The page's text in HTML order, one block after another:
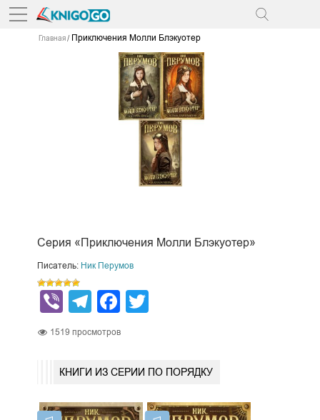
Главная Приключения Молли Блэкуотер
Серия «Приключения Молли Блэкуотер»
Писатель: Ник Перумов
ViberTelegram
Facebook
1519 просмотров
КНИГИ ИЗ СЕРИИ ПО ПОРЯДКУ